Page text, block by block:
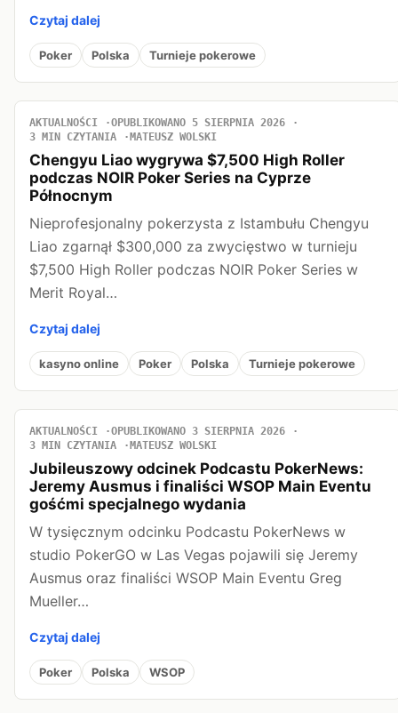
Czytaj dalej
Poker Polska Turnieje pokerowe
AKTUALNOŚCI
OPUBLIKOWANO 5 SIERPNIA 2026
3 MIN CZYTANIA
MATEUSZ WOLSKI
Chengyu Liao wygrywa $7,500 High Roller
podczas NOIR Poker Series na Cyprze
Północnym
Nieprofesjonalny pokerzysta z Istambułu Chengyu
Liao zgarnął $300,000 za zwycięstwo w turnieju
$7,500 High Roller podczas NOIR Poker Series w
Merit Royal…
Czytaj dalej
kasyno online Poker Polska Turnieje pokerowe
AKTUALNOŚCI
OPUBLIKOWANO 3 SIERPNIA 2026
3 MIN CZYTANIA
MATEUSZ WOLSKI
Jubileuszowy odcinek Podcastu PokerNews:
Jeremy Ausmus i finaliści WSOP Main Eventu
gośćmi specjalnego wydania
W tysięcznym odcinku Podcastu PokerNews w
studio PokerGO w Las Vegas pojawili się Jeremy
Ausmus oraz finaliści WSOP Main Eventu Greg
Mueller…
Czytaj dalej
Poker Polska WSOP